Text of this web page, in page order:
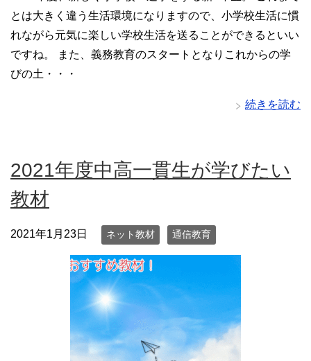
とは大きく違う生活環境になりますので、小学校生活に慣
れながら元気に楽しい学校生活を送ることができるといい
ですね。 また、義務教育のスタートとなりこれからの学
びの土・・・
続きを読む
2021年度中高一貫生が学びたい
教材
2021年1月23日 ネット教材 通信教育